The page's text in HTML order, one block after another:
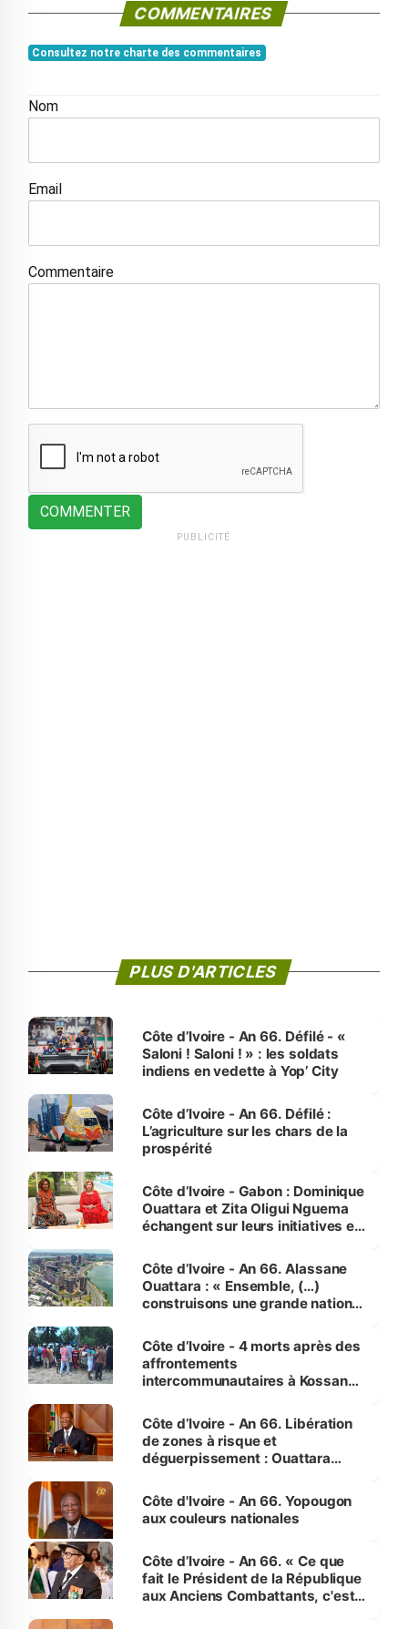
COMMENTAIRES
Consultez notre charte des commentaires
Nom
Email
Commentaire
COMMENTER
PUBLICITÉ
PLUS D'ARTICLES
Côte d’Ivoire - An 66. Défilé - «
Saloni ! Saloni ! » : les soldats
indiens en vedette à Yop’ City
Côte d’Ivoire - An 66. Défilé :
L’agriculture sur les chars de la
prospérité
Côte d’Ivoire - Gabon : Dominique
Ouattara et Zita Oligui Nguema
échangent sur leurs initiatives en
enfants
Côte d’Ivoire - An 66. Alassane
Ouattara : « Ensemble, (…)
construisons une grande nation
générations futures »
Côte d’Ivoire - 4 morts après des
affrontements
intercommunautaires à Kossandji
milieu des sinistrés
Côte d’Ivoire - An 66. Libération
de zones à risque et
déguerpissement : Ouattara
l'Etat de droit pour préserver les
vies humaines »
Côte d'Ivoire - An 66. Yopougon
aux couleurs nationales
Côte d’Ivoire - An 66. « Ce que
fait le Président de la République
aux Anciens Combattants, c'est